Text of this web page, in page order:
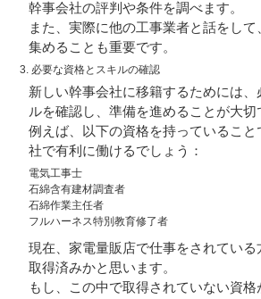
幹事会社の評判や条件を調べます。
また、実際に他の工事業者と話をし
集めることも重要です。
3. 必要な資格とスキルの確認
新しい幹事会社に移籍するためには、
ルを確認し、準備を進めることが大切
例えば、以下の資格を持っていること
社で有利に働けるでしょう：
電気工事士
石綿含有建材調査者
石綿作業主任者
フルハーネス特別教育修了者
現在、家電量販店で仕事をされている
取得済みかと思います。
もし、この中で取得されていない資